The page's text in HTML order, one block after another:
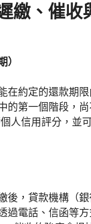
繳、催收
）
在約定的還款期限
的第一個階段，
人信用評分，並
後，貸款機構（
過電話、信函等方